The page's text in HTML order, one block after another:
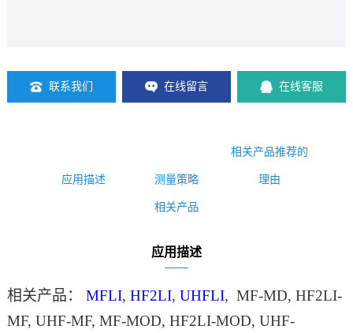
联系我们 在线留言 在线客服
应用描述 测量策略
相关产品推荐的
理由
相关产品
应用描述
相关产品： MFLI, HF2LI, UHFLI, MF-MD, HF2LI-
MF, UHF-MF, MF-MOD, HF2LI-MOD, UHF-